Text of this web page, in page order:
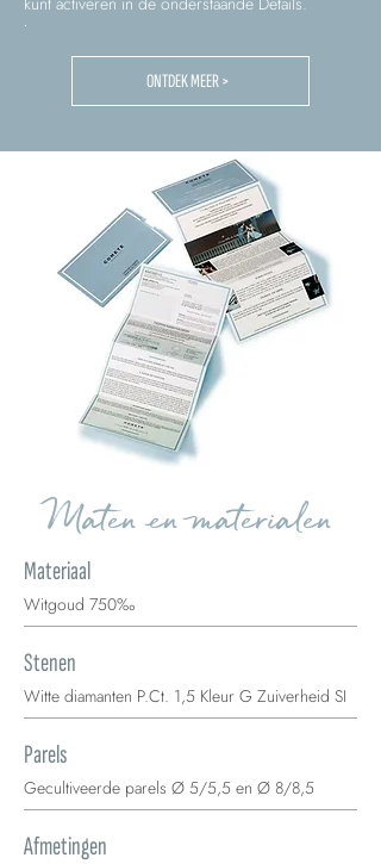
ONTDEK MEER >
Maten en materialen
Materiaal
Witgoud 750‰
Stenen
Witte diamanten P.Ct. 1,5 Kleur G Zuiverheid SI
Parels
Gecultiveerde parels Ø 5/5,5 en Ø 8/8,5
Afmetingen